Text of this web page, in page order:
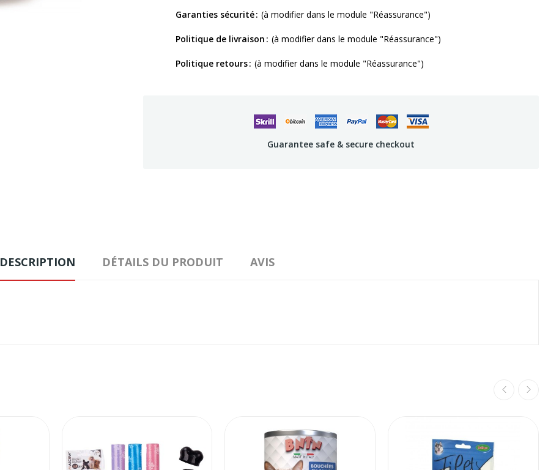
Garanties sécurité (à modifier dans le module "Réassurance")
Politique de livraison (à modifier dans le module "Réassurance")
Politique retours (à modifier dans le module "Réassurance")
Guarantee safe & secure checkout
DESCRIPTION DÉTAILS DU PRODUIT AVIS